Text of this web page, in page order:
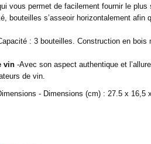
vous permet de facilement fournir le
bouteilles s’asseoir horizontalement afin
: 3 bouteilles. Construction en bois
vin-Avec son aspect authentique et
de vin.
- Dimensions (cm) : 27.5 x 16,5